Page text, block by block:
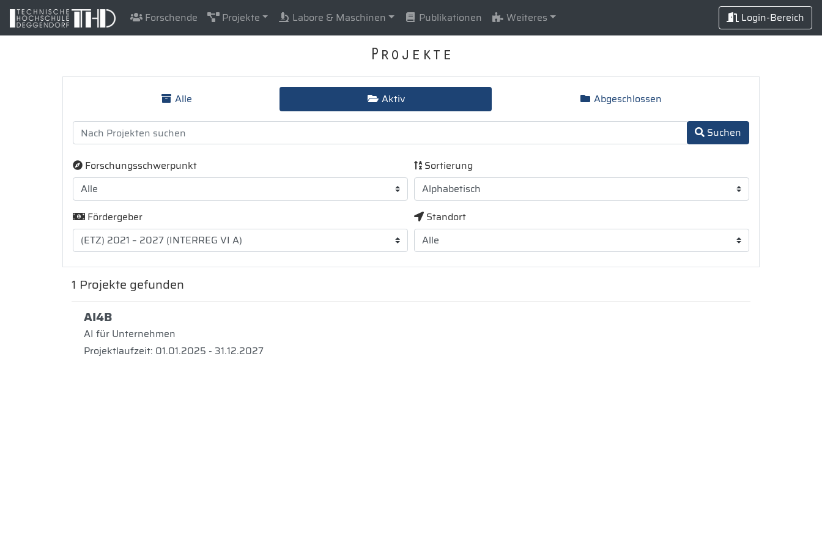
Forschende Projekte Labore & Maschinen Publikationen Weiteres Login-Bereich
Projekte
Alle Aktiv Abgeschlossen
Suchen
Forschungsschwerpunkt Sortierung
Fördergeber Standort
1 Projekte gefunden
AI4B
AI für Unternehmen
Projektlaufzeit: 01.01.2025 - 31.12.2027